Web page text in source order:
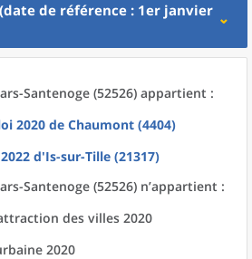
(date de référence : 1er janvier
Santenoge (52526) appartient :
2020 de Chaumont (4404)
d'Is-sur-Tille (21317)
Santenoge (52526) n’appartient :
des villes 2020
2020